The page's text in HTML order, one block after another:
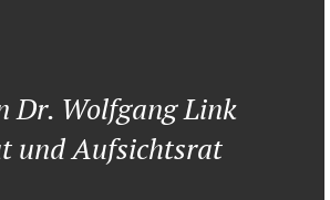
Dr. Wolfgang Link
und Aufsichtsrat